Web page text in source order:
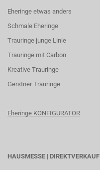
Eheringe etwas anders
Schmale Eheringe
Trauringe junge Linie
Trauringe mit Carbon
Kreative Trauringe
Gerstner Trauringe
Eheringe KONFIGURATOR
HAUSMESSE | DIREKTVERKAUF